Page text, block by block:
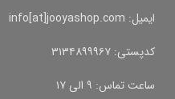
ایمیل: info[at]jooyashop.com
کدپستی: ۳۱۳۴۸۹۹۹۶۷
ساعت تماس: ۹ الی ۱۷